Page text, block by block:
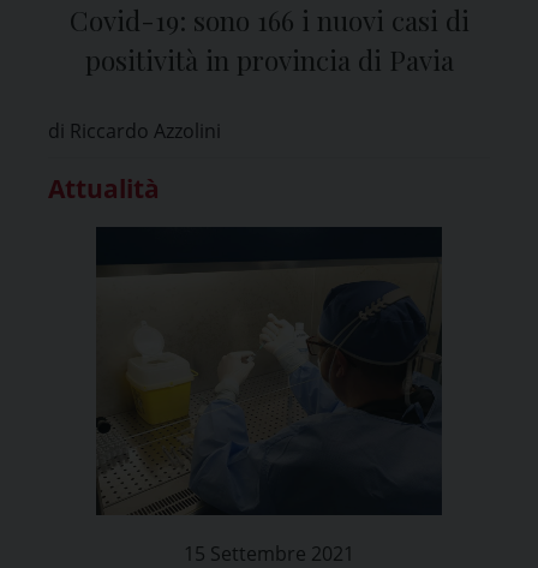
Covid-19: sono 166 i nuovi casi di
positività in provincia di Pavia
di Riccardo Azzolini
Attualità
15 Settembre 2021